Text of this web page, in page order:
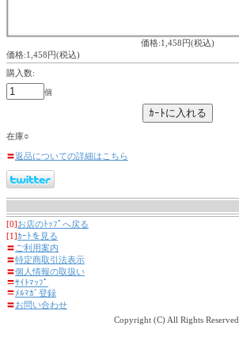
価格:1,458円(税込)
価格:1,458円(税込)
購入数:
個
在庫○
〓返品についての詳細はこちら
[0]お店のﾄｯﾌﾟへ戻る
[1]ｶｰﾄを見る
〓 ご利用案内
〓特定商取引法表示
〓個人情報の取扱い
〓ｻｲﾄﾏｯﾌﾟ
〓ﾒﾙﾏｶﾞ登録
〓お問い合わせ
Copyright (C) All Rights Reserved.